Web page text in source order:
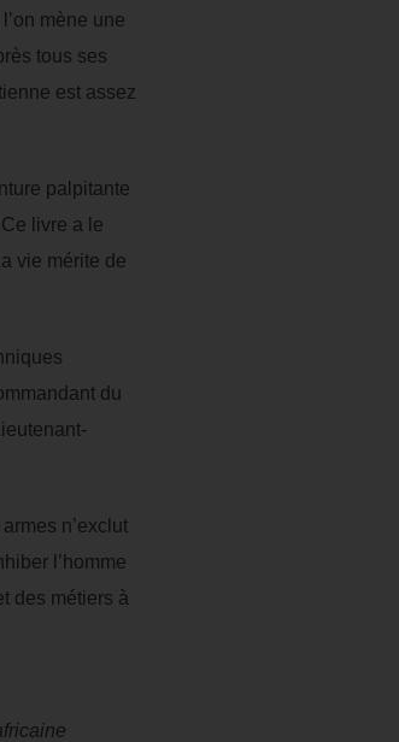
mène une
tous ses
est assez
palpitante
livre a le
vie mérite de
du
n’exclut
l’homme
des métiers à